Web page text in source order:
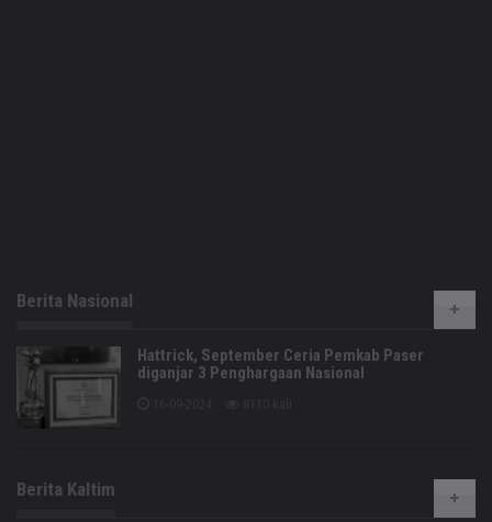
Berita Nasional
Hattrick, September Ceria Pemkab Paser
diganjar 3 Penghargaan Nasional
Berita Kaltim